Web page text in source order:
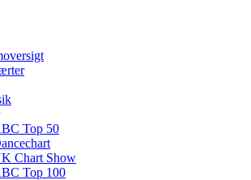
Top 50
Chart Show
Top 100